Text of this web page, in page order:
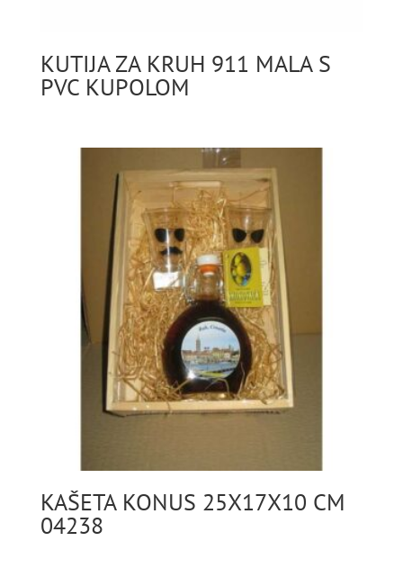
KUTIJA ZA KRUH 911 MALA S
PVC KUPOLOM
KAŠETA KONUS 25X17X10 CM
04238